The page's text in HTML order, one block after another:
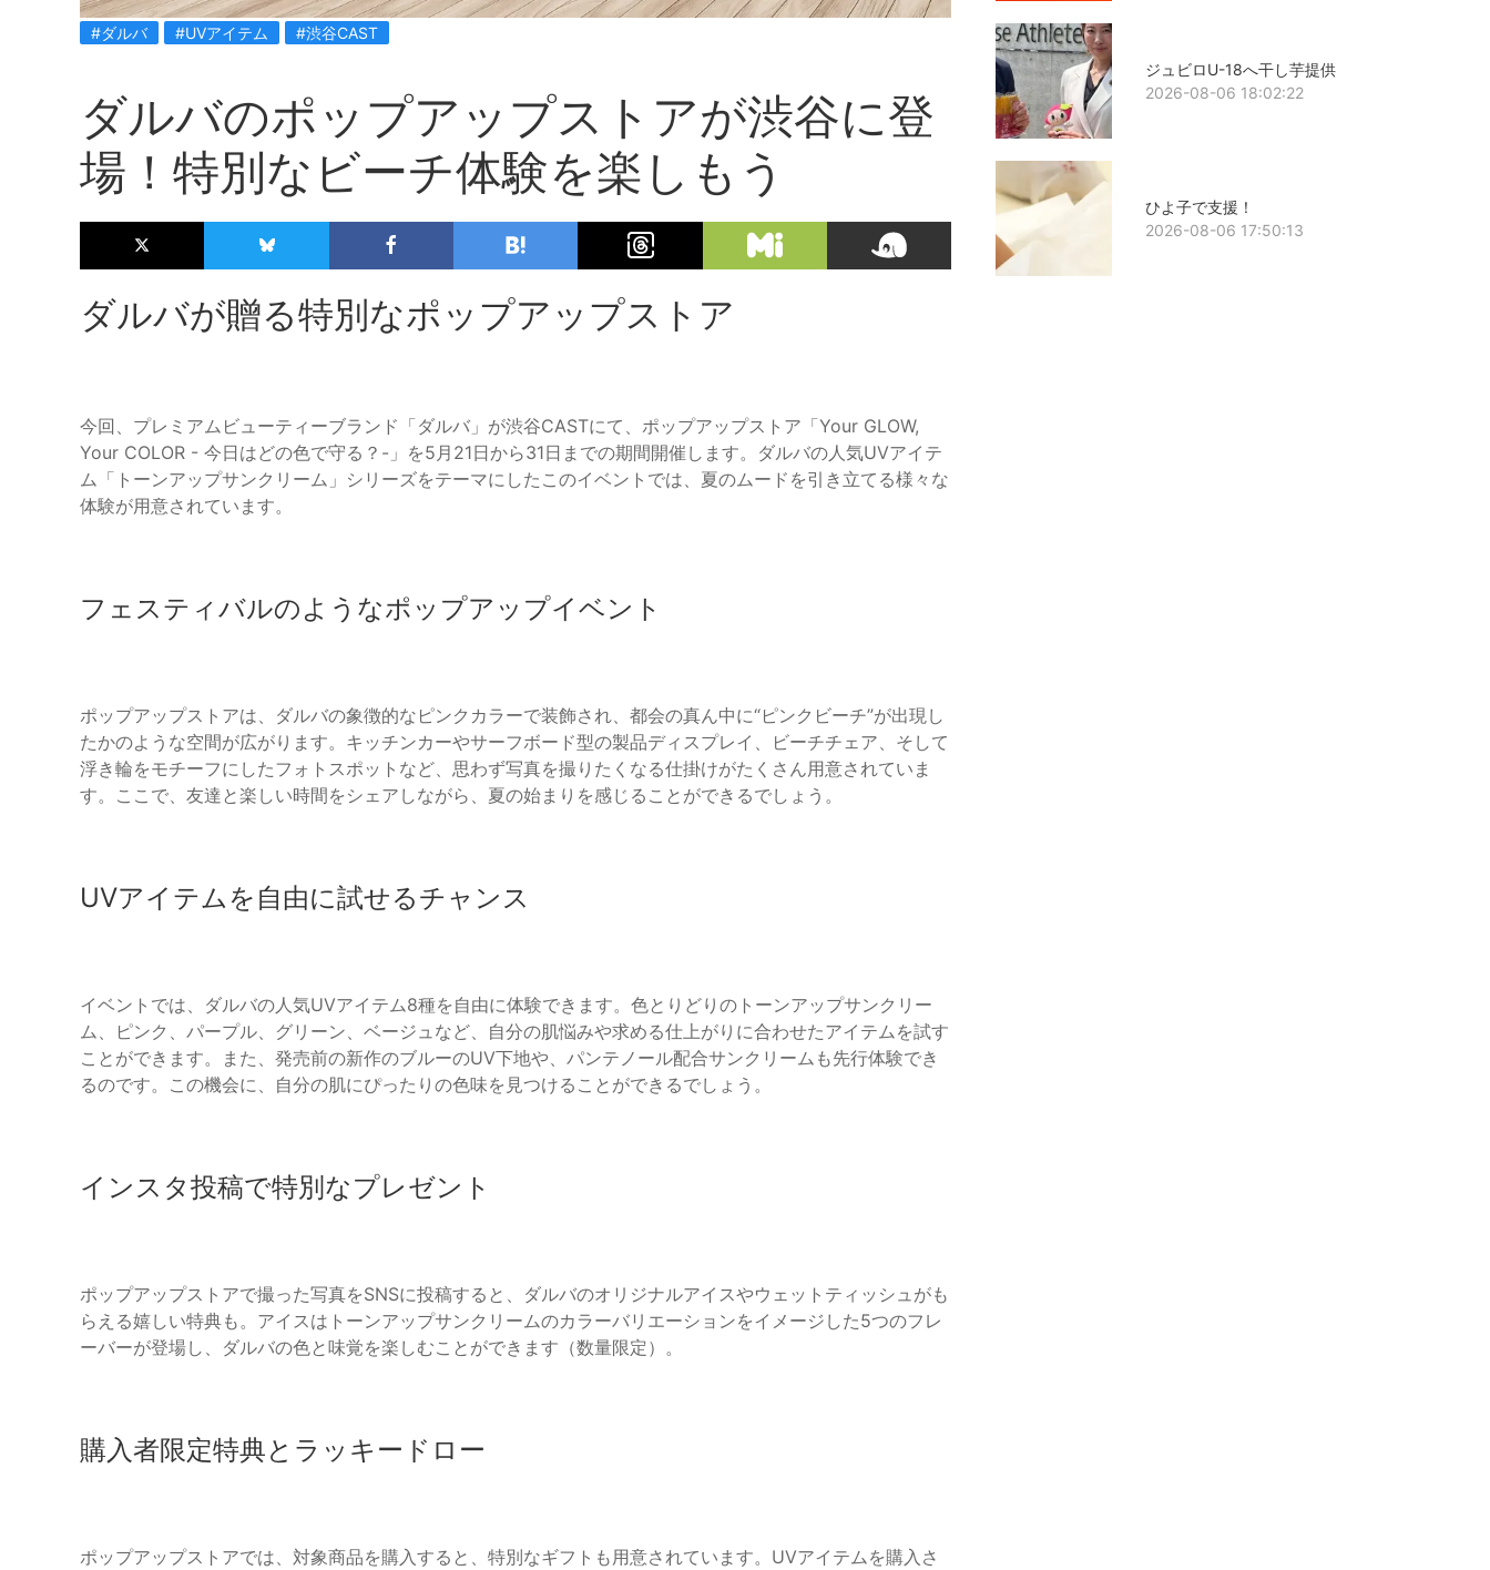
#ダルバ #UVアイテム #渋谷CAST
ダルバのポップアップストアが渋谷に登
場！特別なビーチ体験を楽しもう
ダルバが贈る特別なポップアップストア
今回、プレミアムビューティーブランド「ダルバ」が渋谷CASTにて、ポップアップストア「Your GLOW,
Your COLOR - 今日はどの色で守る？-」を5月21日から31日までの期間開催します。ダルバの人気UVアイテ
ム「トーンアップサンクリーム」シリーズをテーマにしたこのイベントでは、夏のムードを引き立てる様々な
体験が用意されています。
フェスティバルのようなポップアップイベント
ポップアップストアは、ダルバの象徴的なピンクカラーで装飾され、都会の真ん中に“ピンクビーチ”が出現し
たかのような空間が広がります。キッチンカーやサーフボード型の製品ディスプレイ、ビーチチェア、そして
浮き輪をモチーフにしたフォトスポットなど、思わず写真を撮りたくなる仕掛けがたくさん用意されていま
す。ここで、友達と楽しい時間をシェアしながら、夏の始まりを感じることができるでしょう。
UVアイテムを自由に試せるチャンス
イベントでは、ダルバの人気UVアイテム8種を自由に体験できます。色とりどりのトーンアップサンクリー
ム、ピンク、パープル、グリーン、ベージュなど、自分の肌悩みや求める仕上がりに合わせたアイテムを試す
ことができます。また、発売前の新作のブルーのUV下地や、パンテノール配合サンクリームも先行体験でき
るのです。この機会に、自分の肌にぴったりの色味を見つけることができるでしょう。
インスタ投稿で特別なプレゼント
ポップアップストアで撮った写真をSNSに投稿すると、ダルバのオリジナルアイスやウェットティッシュがも
らえる嬉しい特典も。アイスはトーンアップサンクリームのカラーバリエーションをイメージした5つのフレ
ーバーが登場し、ダルバの色と味覚を楽しむことができます（数量限定）。
購入者限定特典とラッキードロー
ポップアップストアでは、対象商品を購入すると、特別なギフトも用意されています。UVアイテムを購入さ
ジュビロU-18へ干し芋提供
2026-08-06 18:02:22
ひよ子で支援！
2026-08-06 17:50:13